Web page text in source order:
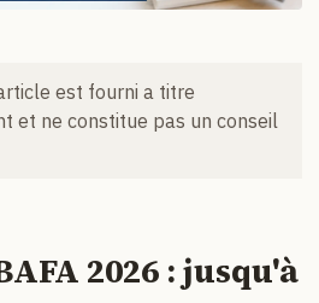
est fourni a titre
et ne constitue pas un conseil
2026 : jusqu'à